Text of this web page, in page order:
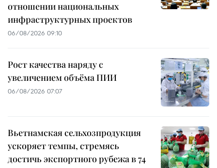
отношении национальных
инфраструктурных проектов
06/08/2026 09:10
Рост качества наряду с
увеличением объёма ПИИ
06/08/2026 07:07
Вьетнамская сельхозпродукция
ускоряет темпы, стремясь
достичь экспортного рубежа в 74